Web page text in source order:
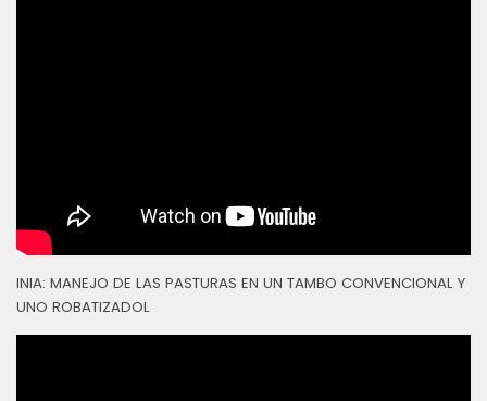
INIA: MANEJO DE LAS PASTURAS EN UN TAMBO CONVENCIONAL Y
UNO ROBATIZADOL